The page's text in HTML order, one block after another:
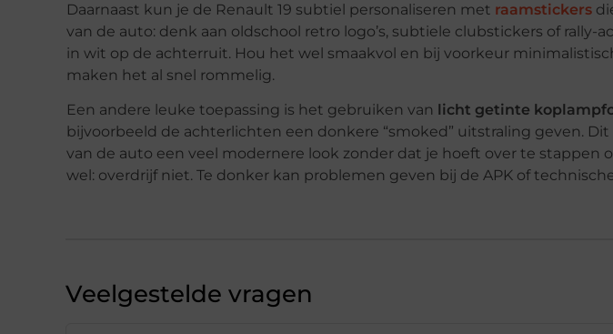
Daarnaast kun je de Renault 19 subtiel personaliseren met raamstickers
van de auto: denk aan oldschool retro logo’s, subtiele clubstickers of rally-
in wit op de achterruit. Hou het wel smaakvol en bij voorkeur
maken het al snel rommelig.
Een andere leuke toepassing is het gebruiken van licht getinte
bijvoorbeeld de achterlichten een donkere “smoked” uitstraling geven.
van de auto een veel modernere look zonder dat je hoeft over te stappen
wel: overdrijf niet. Te donker kan problemen geven bij de APK of
Veelgestelde vragen